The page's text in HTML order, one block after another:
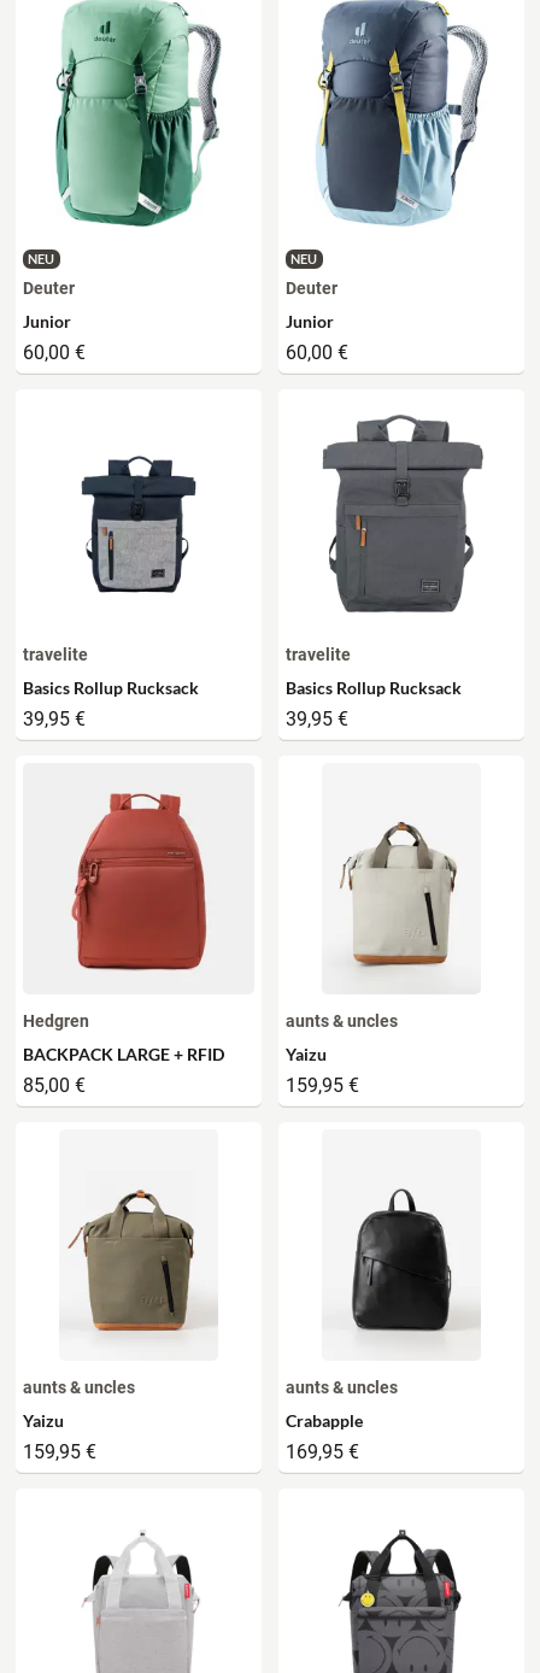
NEU
Deuter
Junior
60,00 €
NEU
Deuter
Junior
60,00 €
travelite
Basics Rollup Rucksack
39,95 €
travelite
Basics Rollup Rucksack
39,95 €
Hedgren
BACKPACK LARGE + RFID
85,00 €
aunts & uncles
Yaizu
159,95 €
aunts & uncles
Yaizu
159,95 €
aunts & uncles
Crabapple
169,95 €